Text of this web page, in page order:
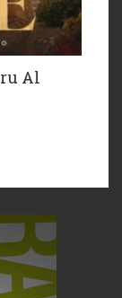
Al